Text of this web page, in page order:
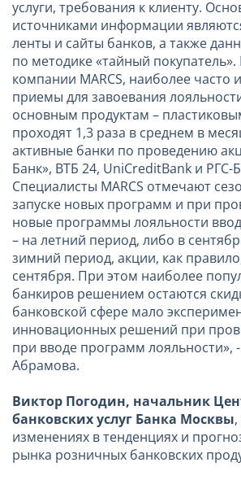
услуги, требования к клиенту.
источниками информации
ленты и сайты банков, а также
по методике «тайный
компании MARCS, наиболее часто
приемы для завоевания
основным продуктам –
проходят 1,3 раза в среднем в
активные банки по проведению
Банк», ВТБ 24, UniCreditBank и РГС-
Специалисты MARCS отмечают
запуске новых программ и при
новые программы лояльности
– на летний период, либо в
зимний период, акции, как
сентября. При этом наиболее
банкиров решением остаются
банковской сфере мало
инновационных решений при
при вводе программ лояльности»,
Абрамова.
Виктор Погодин, начальник
банковских услуг Банка Москвы
изменениях в тенденциях и
рынка розничных банковских